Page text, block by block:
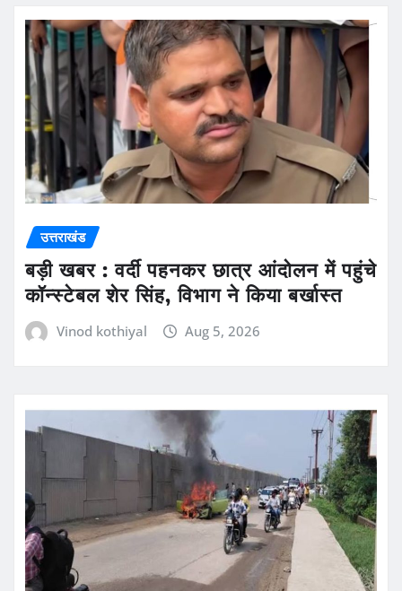
उत्तराखंड
बड़ी खबर : वर्दी पहनकर छात्र आंदोलन में पहुंचे
कॉन्स्टेबल शेर सिंह, विभाग ने किया बर्खास्त
Vinod kothiyal Aug 5, 2026